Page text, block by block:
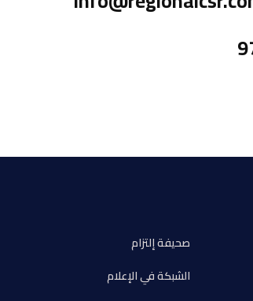
صحيفة إلتزام
الشبكة في الإعلام